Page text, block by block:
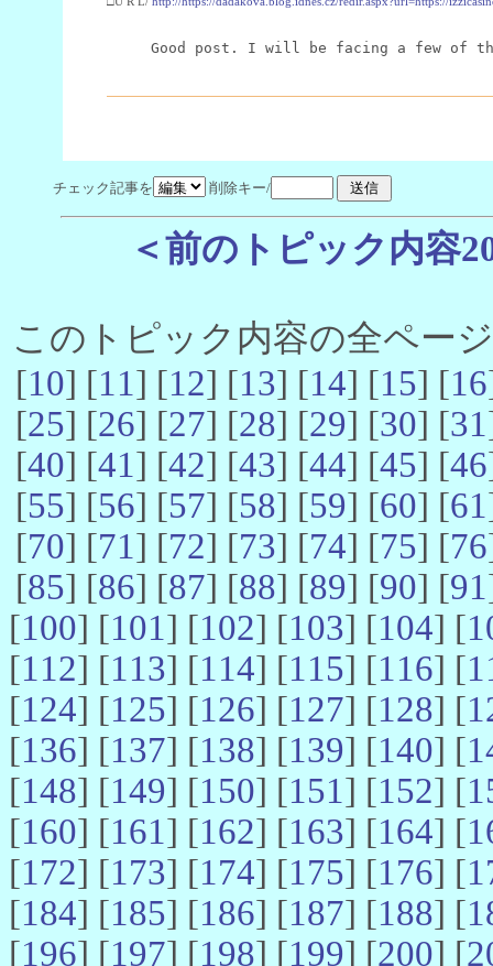
Good post. I will be facing a few of
チェック記事を 削除キー/
＜前のトピック内容
このトピック内容の全ペー
[10] [11] [12] [13] [14] [15] [16
[25] [26] [27] [28] [29] [30] [31
[40] [41] [42] [43] [44] [45] [46
[55] [56] [57] [58] [59] [60] [61
[70] [71] [72] [73] [74] [75] [76
[85] [86] [87] [88] [89] [90] [91
[100] [101] [102] [103] [104] [
[112] [113] [114] [115] [116] [
[124] [125] [126] [127] [128] [
[136] [137] [138] [139] [140] [
[148] [149] [150] [151] [152] [
[160] [161] [162] [163] [164] [
[172] [173] [174] [175] [176] [
[184] [185] [186] [187] [188] [
[196] [197] [198] [199] [200] [